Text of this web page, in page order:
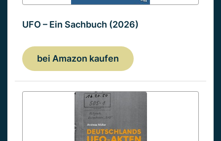
UFO – Ein Sachbuch (2026)
bei Amazon kaufen